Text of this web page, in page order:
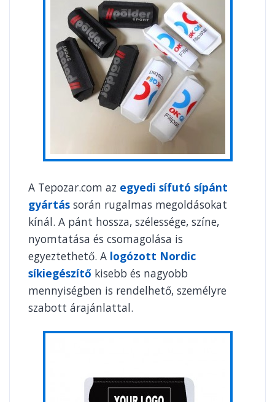
A Tepozar.com az egyedi sífutó sípánt
gyártás során rugalmas megoldásokat
kínál. A pánt hossza, szélessége, színe,
nyomtatása és csomagolása is
egyeztethető. A logózott Nordic
síkiegészítő kisebb és nagyobb
mennyiségben is rendelhető, személyre
szabott árajánlattal.